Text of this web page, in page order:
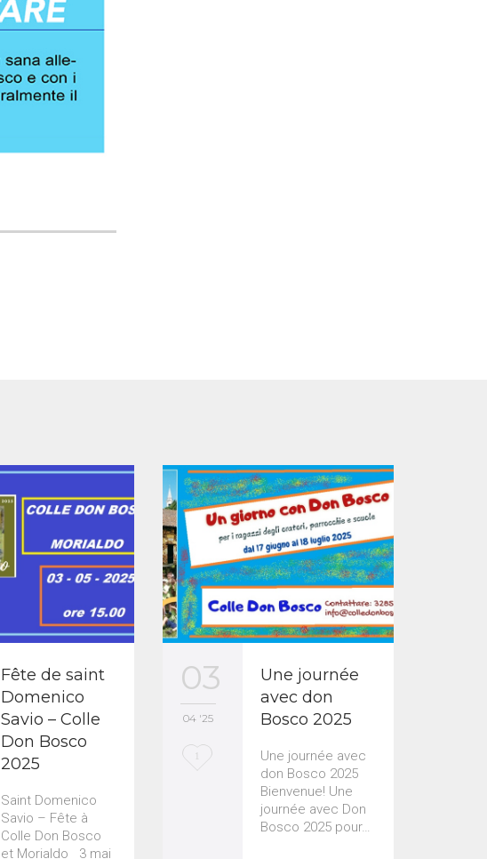
Fête de saint
Domenico
Savio – Colle
Don Bosco
2025
Saint Domenico
Savio – Fête à
Colle Don Bosco
et Morialdo 3 mai
03
04 '25
L1
Une journée
avec don
Bosco 2025
Une journée avec
don Bosco 2025
Bienvenue! Une
journée avec Don
Bosco 2025 pour…